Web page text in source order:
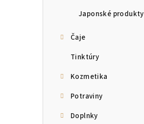
Japonské produkty
Čaje
Tinktúry
Kozmetika
Potraviny
Doplnky